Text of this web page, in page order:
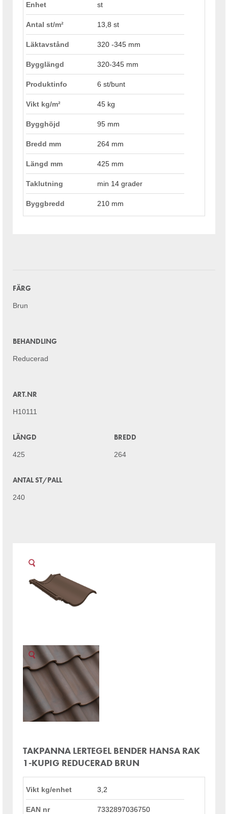
Enhet st
Antal st/m² 13,8 st
Läktavstånd 320 -345 mm
Bygglängd 320-345 mm
Produktinfo 6 st/bunt
Vikt kg/m² 45 kg
Bygghöjd 95 mm
Bredd mm 264 mm
Längd mm 425 mm
Taklutning min 14 grader
Byggbredd 210 mm
FÄRG
Brun
BEHANDLING
Reducerad
ART.NR
H10111
LÄNGD
425
BREDD
264
ANTAL ST/PALL
240
TAKPANNA LERTEGEL BENDER HANSA RAK
1-KUPIG REDUCERAD BRUN
Vikt kg/enhet 3,2
EAN nr 7332897036750